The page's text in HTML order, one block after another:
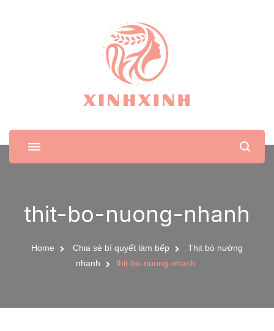
XinhXinh
Trang tin tức cho phái đẹp
thit-bo-nuong-nhanh
Home Chia sẻ bí quyết làm bếp
Thịt bò nướng
nhanh
thit-bo-nuong-nhanh